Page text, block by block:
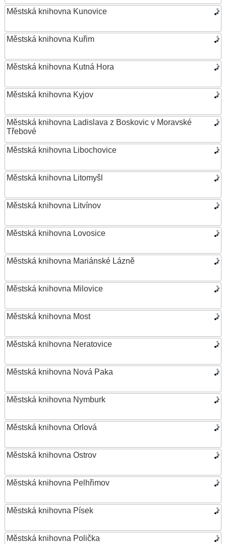
Městská knihovna Kunovice
Městská knihovna Kuřim
Městská knihovna Kutná Hora
Městská knihovna Kyjov
Městská knihovna Ladislava z Boskovic v Moravské
Třebové
Městská knihovna Libochovice
Městská knihovna Litomyšl
Městská knihovna Litvínov
Městská knihovna Lovosice
Městská knihovna Mariánské Lázně
Městská knihovna Milovice
Městská knihovna Most
Městská knihovna Neratovice
Městská knihovna Nová Paka
Městská knihovna Nymburk
Městská knihovna Orlová
Městská knihovna Ostrov
Městská knihovna Pelhřimov
Městská knihovna Písek
Městská knihovna Polička